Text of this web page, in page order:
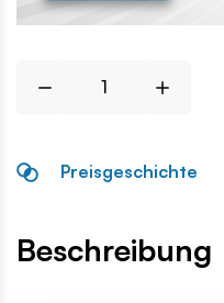
Preisgeschichte
Beschreibung